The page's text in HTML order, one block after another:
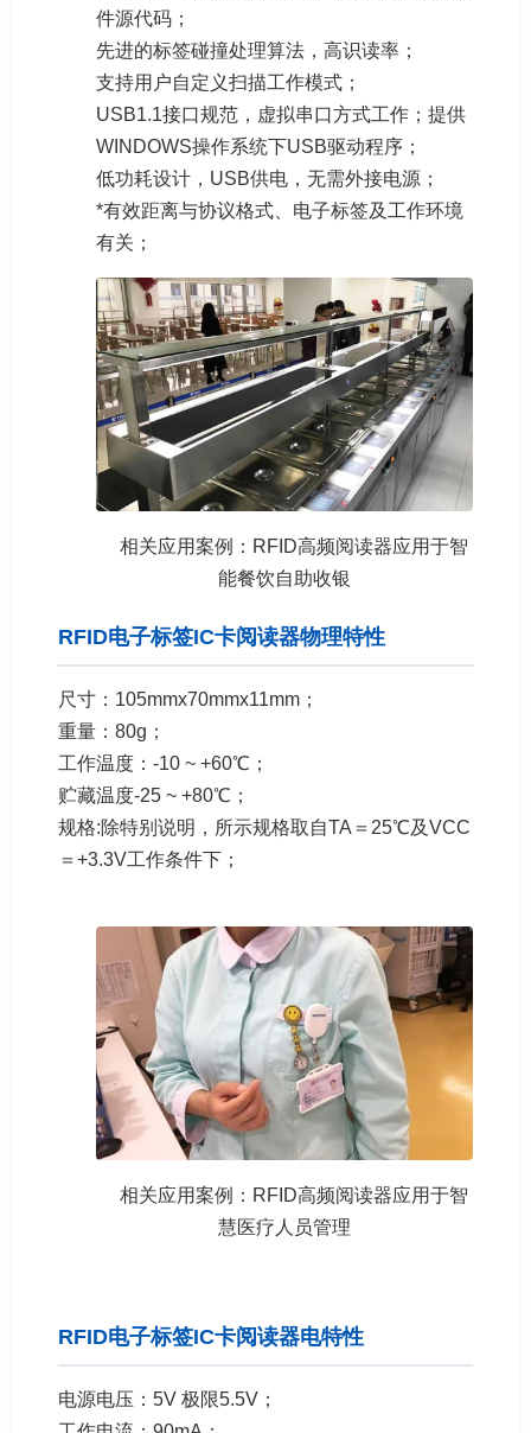
件源代码；
先进的标签碰撞处理算法，高识读率；
支持用户自定义扫描工作模式；
USB1.1接口规范，虚拟串口方式工作；提供
WINDOWS操作系统下USB驱动程序；
低功耗设计，USB供电，无需外接电源；
*有效距离与协议格式、电子标签及工作环境
有关；
相关应用案例：RFID高频阅读器应用于智
能餐饮自助收银
RFID电子标签IC卡阅读器物理特性
尺寸：105mmx70mmx11mm；
重量：80g；
工作温度：-10 ~ +60℃；
贮藏温度-25 ~ +80℃；
规格:除特别说明，所示规格取自TA＝25℃及VCC
＝+3.3V工作条件下；
相关应用案例：RFID高频阅读器应用于智
慧医疗人员管理
RFID电子标签IC卡阅读器电特性
电源电压：5V 极限5.5V；